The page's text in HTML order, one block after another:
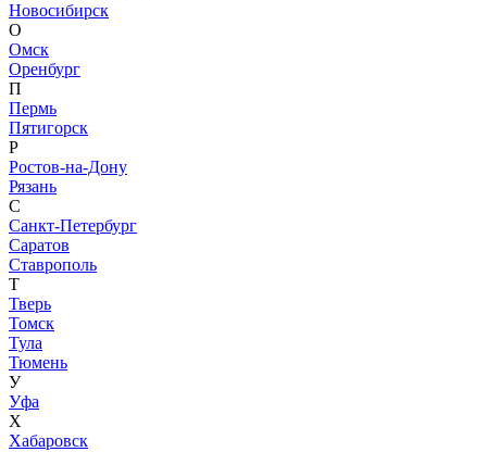
Новосибирск
О
Омск
Оренбург
П
Пермь
Пятигорск
Р
Ростов-на-Дону
Рязань
С
Санкт-Петербург
Саратов
Ставрополь
Т
Тверь
Томск
Тула
Тюмень
У
Уфа
Х
Хабаровск